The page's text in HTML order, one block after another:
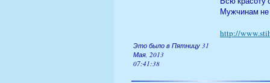
Мужчинам не
http://
Это было в Пятницу 31
Мая, 2013
07:41:38